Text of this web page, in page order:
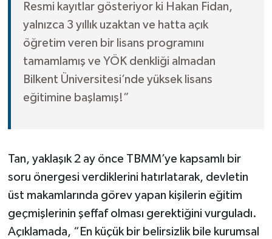
Resmi kayıtlar gösteriyor ki Hakan Fidan,
yalnızca 3 yıllık uzaktan ve hatta açık
öğretim veren bir lisans programını
tamamlamış ve YÖK denkliği almadan
Bilkent Üniversitesi’nde yüksek lisans
eğitimine başlamış!”
Tan, yaklaşık 2 ay önce TBMM’ye kapsamlı bir
soru önergesi verdiklerini hatırlatarak, devletin
üst makamlarında görev yapan kişilerin eğitim
geçmişlerinin şeffaf olması gerektiğini vurguladı.
Açıklamada, “En küçük bir belirsizlik bile kurumsal